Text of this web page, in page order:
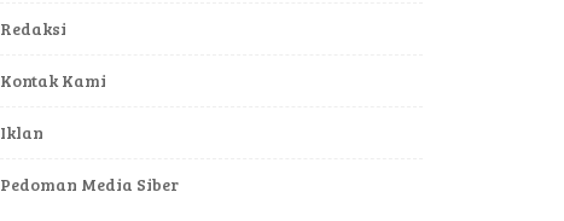
Redaksi
Kontak Kami
Iklan
Pedoman Media Siber